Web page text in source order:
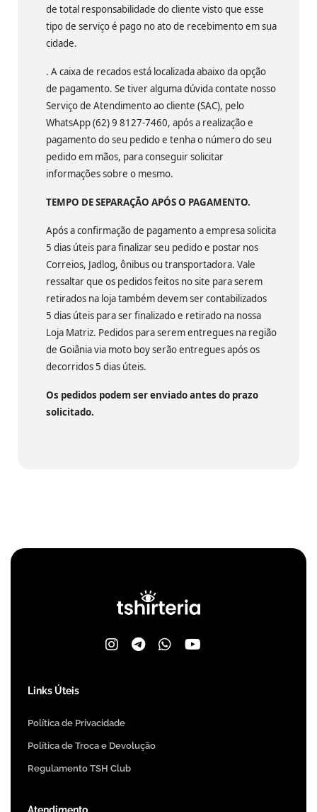
de total responsabilidade do cliente visto que esse
tipo de serviço é pago no ato de recebimento em sua
cidade.
. A caixa de recados está localizada abaixo da opção
de pagamento. Se tiver alguma dúvida contate nosso
Serviço de Atendimento ao cliente (SAC), pelo
WhatsApp (62) 9 8127-7460, após a realização e
pagamento do seu pedido e tenha o número do seu
pedido em mãos, para conseguir solicitar
informações sobre o mesmo.
TEMPO DE SEPARAÇÃO APÓS O PAGAMENTO.
Após a confirmação de pagamento a empresa solicita
5 dias úteis para finalizar seu pedido e postar nos
Correios, Jadlog, ônibus ou transportadora. Vale
ressaltar que os pedidos feitos no site para serem
retirados na loja também devem ser contabilizados
5 dias úteis para ser finalizado e retirado na nossa
Loja Matriz. Pedidos para serem entregues na região
de Goiânia via moto boy serão entregues após os
decorridos 5 dias úteis.
Os pedidos podem ser enviado antes do prazo
solicitado.
Links Úteis
Política de Privacidade
Política de Troca e Devolução
Regulamento TSH Club